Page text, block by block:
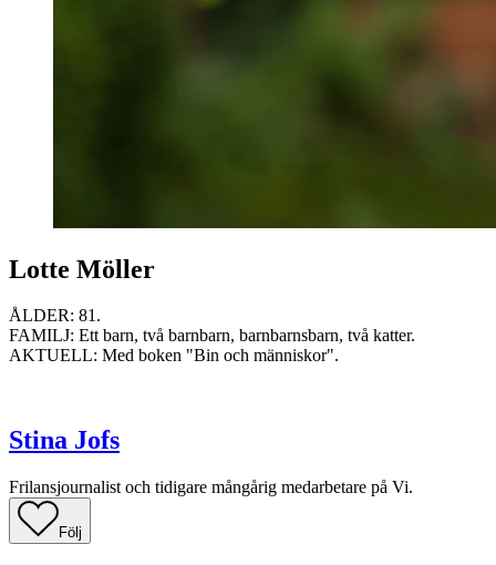
Lotte Möller
ÅLDER: 81.
FAMILJ: Ett barn, två barnbarn, barnbarnsbarn, två katter.
AKTUELL: Med boken "Bin och människor".
Stina Jofs
Frilansjournalist och tidigare mångårig medarbetare på Vi.
Följ